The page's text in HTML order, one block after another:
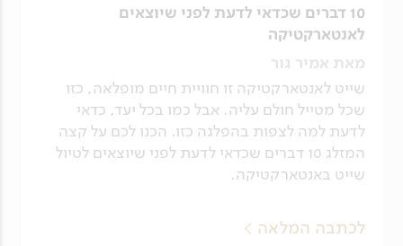
10 דברים שכדאי לדעת לפני שיוצאים
לאנטארקטיקה
מאת אמיר גור
שייט לאנטארקטיקה זו חוויית חיים מופלאה, כזו
שכל מטייל חולם עליה. אבל כמו בכל יעד, כדאי
לדעת למה לצפות בהפלגה כזו. הכנו לכם על קצה
המזלג 10 דברים שכדאי לדעת לפני שיוצאים לטיול
שייט באנטארקטיקה.
לכתבה המלאה